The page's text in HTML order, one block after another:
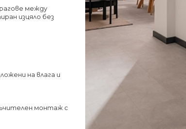
между
изцяло без
на влага и
монтаж с